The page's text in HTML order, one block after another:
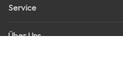
Service
Über Uns